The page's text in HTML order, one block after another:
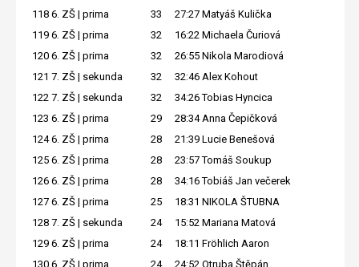
118 6. ZŠ | prima 33 27:27 Matyáš Kulička
119 6. ZŠ | prima 32 16:22 Michaela Čuriová
120 6. ZŠ | prima 32 26:55 Nikola Marodiová
121 7. ZŠ | sekunda 32 32:46 Alex Kohout
122 7. ZŠ | sekunda 32 34:26 Tobias Hyncica
123 6. ZŠ | prima 29 28:34 Anna Čepičková
124 6. ZŠ | prima 28 21:39 Lucie Benešová
125 6. ZŠ | prima 28 23:57 Tomáš Soukup
126 6. ZŠ | prima 28 34:16 Tobiáš Jan večerek
127 6. ZŠ | prima 25 18:31 NIKOLA ŠTUBNA
128 7. ZŠ | sekunda 24 15:52 Mariana Matová
129 6. ZŠ | prima 24 18:11 Fröhlich Aaron
130 6. ZŠ | prima 24 24:52 Otruba Štěpán